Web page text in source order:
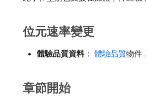
位元速率變更
體驗品質資料： 體驗品質物件
章節開始